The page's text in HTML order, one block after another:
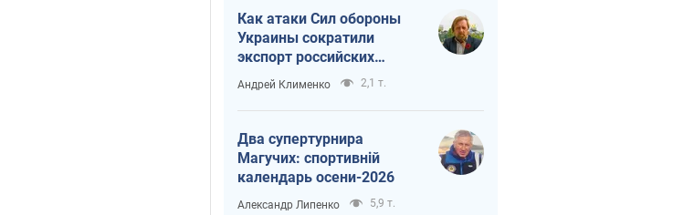
Как атаки Сил обороны
Украины сократили
экспорт российских
нефтепродуктов
Андрей Клименко 2,1 т.
Два супертурнира
Магучих: спортивній
календарь осени-2026
Александр Липенко 5,9 т.